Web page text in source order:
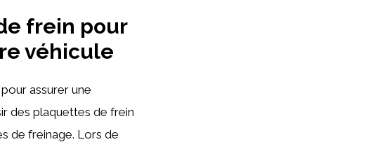
frein pour
véhicule
assurer une
des plaquettes de frein
de freinage. Lors de